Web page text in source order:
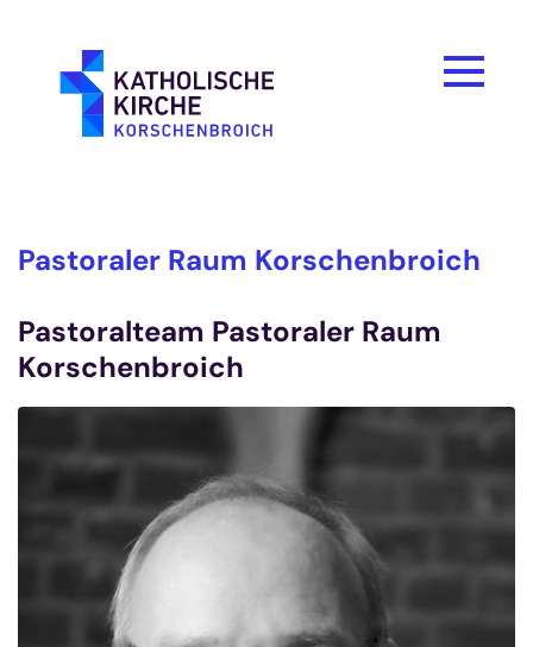
Pastoraler Raum Korschenbroich
Pastoralteam Pastoraler Raum
Korschenbroich